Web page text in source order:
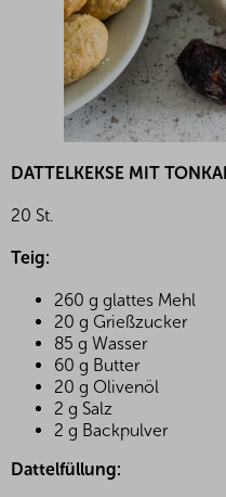
DATTELKEKSE MIT
20 St.
Teig:
260 g glattes Mehl
20 g Grießzucker
85 g Wasser
60 g Butter
20 g Olivenöl
2 g Salz
2 g Backpulver
Dattelfüllung: